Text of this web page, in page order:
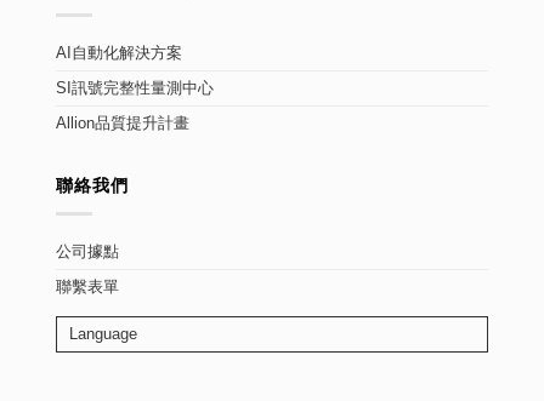
AI自動化解決方案
SI訊號完整性量測中心
Allion品質提升計畫
聯絡我們
公司據點
聯繫表單
Language